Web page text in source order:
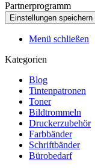
Partnerprogramm
Menü schließen
Kategorien
Blog
Tintenpatronen
Toner
Bildtrommeln
Druckerzubehör
Farbbänder
Schriftbänder
Bürobedarf